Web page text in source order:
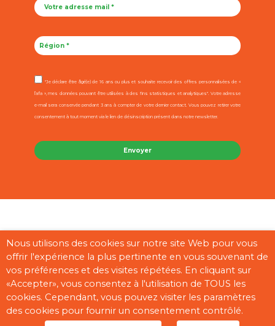
"Je déclare être âgé(e) de 16 ans ou plus et souhaite recevoir des offres personnalisées de «
l’afa », mes données pouvant être utilisées à des fins statistiques et analytiques". Votre adresse
e-mail sera conservée pendant 3 ans à compter de votre dernier contact. Vous pouvez retirer votre
consentement à tout moment via le lien de désinscription présent dans notre newsletter.
Contact Mentions légales CGU Cookies
Plan du site
Pages partenaires
Copyright © 2026 “afa” | Réalisé parDigisanté
Nous utilisons des cookies sur notre site Web pour vous
offrir l'expérience la plus pertinente en vous souvenant de
vos préférences et des visites répétées. En cliquant sur
«Accepter», vous consentez à l'utilisation de TOUS les
cookies. Cependant, vous pouvez visiter les paramètres
des cookies pour fournir un consentement contrôlé.